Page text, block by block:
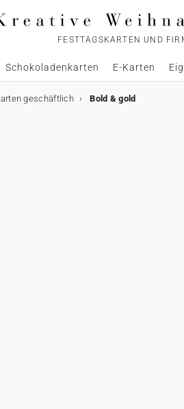
FESTTAGSKARTEN UND
Schokoladenkarten E-Karten
geschäftlich Bold & gold